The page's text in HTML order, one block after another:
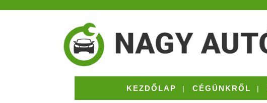
KEZDŐLAP CÉGÜNKRŐL